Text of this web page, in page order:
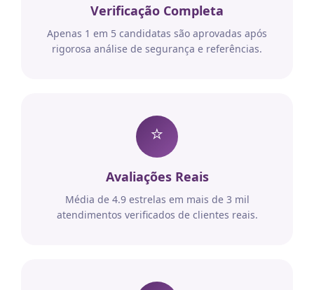
Verificação Completa
Apenas 1 em 5 candidatas são aprovadas após
rigorosa análise de segurança e referências.
⭐
Avaliações Reais
Média de 4.9 estrelas em mais de 3 mil
atendimentos verificados de clientes reais.